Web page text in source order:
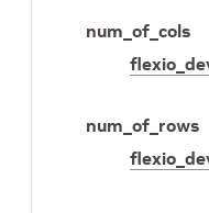
num_of_cols
num_of_rows